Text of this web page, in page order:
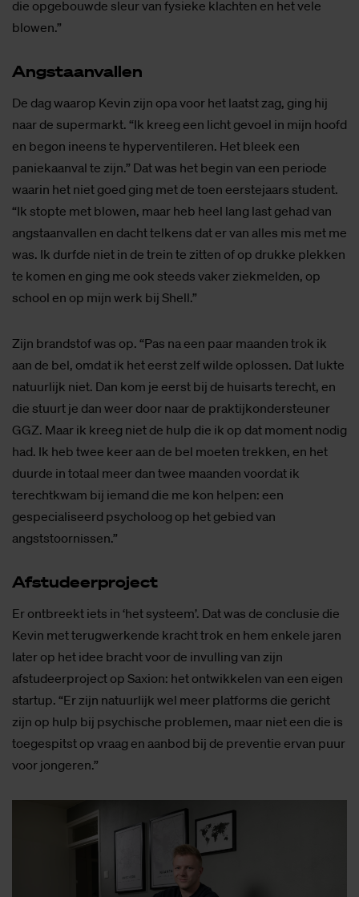
die opgebouwde sleur van fysieke klachten en het vele
blowen.”
Angst­aan­val­len
De dag waarop Kevin zijn opa voor het laatst zag, ging hij
naar de supermarkt. “Ik kreeg een licht gevoel in mijn hoofd
en begon ineens te hyperventileren. Het bleek een
paniekaanval te zijn.” Dat was het begin van een periode
waarin het niet goed ging met de toen eerstejaars student.
“Ik stopte met blowen, maar heb heel lang last gehad van
angstaanvallen en dacht telkens dat er van alles mis met me
was. Ik durfde niet in de trein te zitten of op drukke plekken
te komen en ging me ook steeds vaker ziekmelden, op
school en op mijn werk bij Shell.”
Zijn brandstof was op. “Pas na een paar maanden trok ik
aan de bel, omdat ik het eerst zelf wilde oplossen. Dat lukte
natuurlijk niet. Dan kom je eerst bij de huisarts terecht, en
die stuurt je dan weer door naar de praktijkondersteuner
GGZ. Maar ik kreeg niet de hulp die ik op dat moment nodig
had. Ik heb twee keer aan de bel moeten trekken, en het
duurde in totaal meer dan twee maanden voordat ik
terechtkwam bij iemand die me kon helpen: een
gespecialiseerd psycholoog op het gebied van
angststoornissen.”
Af­stu­deer­pro­ject
Er ontbreekt iets in ‘het systeem’. Dat was de conclusie die
Kevin met terugwerkende kracht trok en hem enkele jaren
later op het idee bracht voor de invulling van zijn
afstudeerproject op Saxion: het ontwikkelen van een eigen
startup. “Er zijn natuurlijk wel meer platforms die gericht
zijn op hulp bij psychische problemen, maar niet een die is
toegespitst op vraag en aanbod bij de preventie ervan puur
voor jongeren.”